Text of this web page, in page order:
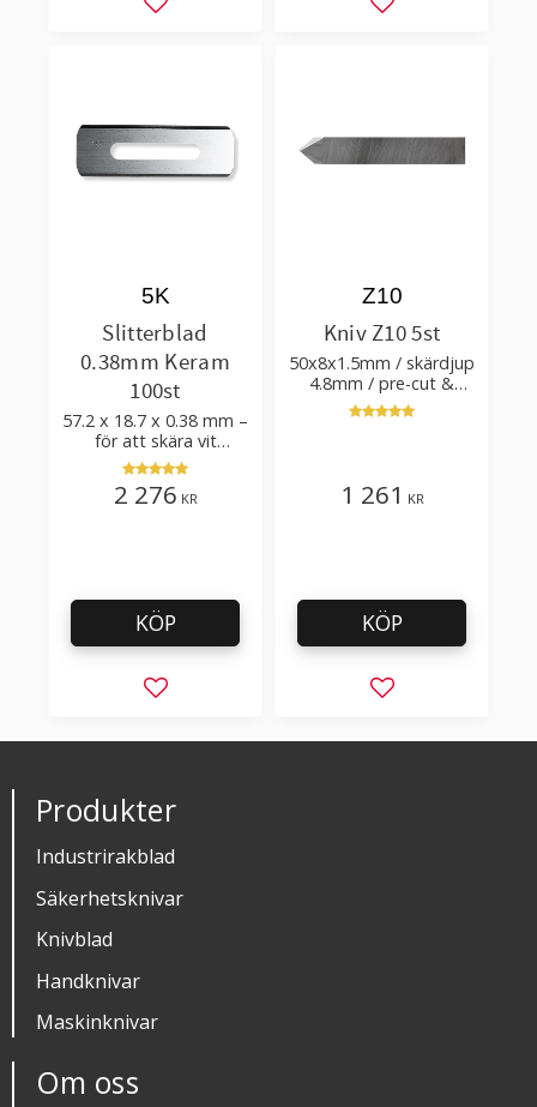
Lägg till i favoriter Lägg till i
Slitterblad
0.38mm Keram
100st
57.2 x 18.7 x 0.38 mm –
för att skära vit
plastfilm med tillsatser
5K
2 276 KR
Lägg till i favoriter
KÖP
Kniv Z10 5st
50x8x1.5mm / skärdjup
4.8mm / pre-cut &
post-cut 0.84xTm /
skärvinkel 50°
Z10
1 261 KR
Lägg till i
KÖP
Produkter
Industrirakblad
Säkerhetsknivar
Knivblad
Handknivar
Maskinknivar
Om oss